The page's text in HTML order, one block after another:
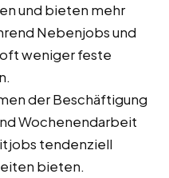
und bieten mehr
Nebenjobs und
weniger feste
der Beschäftigung
Wochenendarbeit
tendenziell
bieten.